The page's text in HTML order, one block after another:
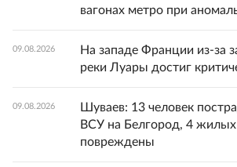
вагонах метро при
09.08.2026
На западе Франции из-за
реки Луары достиг
09.08.2026
Шуваев: 13 человек
ВСУ на Белгород, 4
повреждены